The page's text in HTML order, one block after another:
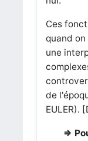
Ces
quand
une
de
EULER).
=>